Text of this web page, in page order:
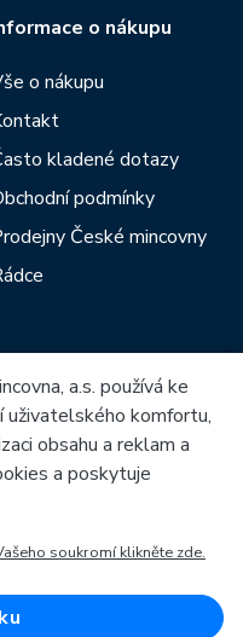
o nákupu
o nákupu
kladené dotazy
podmínky
České mincovny
rozvoj
a.s. používá ke
uživatelského komfortu,
obsahu a reklam a
a poskytuje
soukromí klikněte zde.